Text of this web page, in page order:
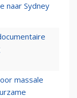
naar Sydney
massale